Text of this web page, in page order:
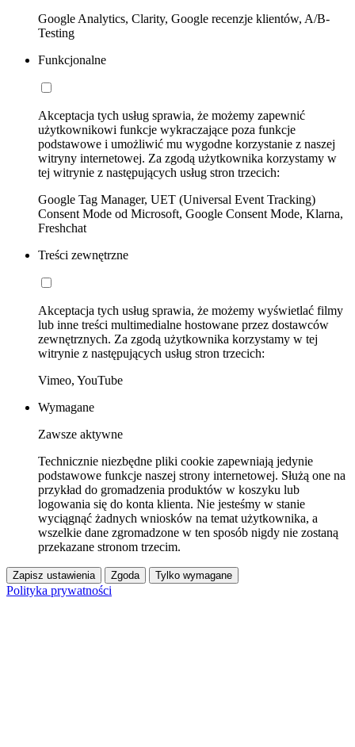
Google Analytics, Clarity, Google recenzje klientów, A/B-
Testing
Funkcjonalne
Akceptacja tych usług sprawia, że możemy zapewnić
użytkownikowi funkcje wykraczające poza funkcje
podstawowe i umożliwić mu wygodne korzystanie z naszej
witryny internetowej. Za zgodą użytkownika korzystamy w
tej witrynie z następujących usług stron trzecich:
Google Tag Manager, UET (Universal Event Tracking)
Consent Mode od Microsoft, Google Consent Mode, Klarna,
Freshchat
Treści zewnętrzne
Akceptacja tych usług sprawia, że możemy wyświetlać filmy
lub inne treści multimedialne hostowane przez dostawców
zewnętrznych. Za zgodą użytkownika korzystamy w tej
witrynie z następujących usług stron trzecich:
Vimeo, YouTube
Wymagane
Zawsze aktywne
Technicznie niezbędne pliki cookie zapewniają jedynie
podstawowe funkcje naszej strony internetowej. Służą one na
przykład do gromadzenia produktów w koszyku lub
logowania się do konta klienta. Nie jesteśmy w stanie
wyciągnąć żadnych wniosków na temat użytkownika, a
wszelkie dane zgromadzone w ten sposób nigdy nie zostaną
przekazane stronom trzecim.
Zapisz ustawienia Zgoda Tylko wymagane
Polityka prywatności